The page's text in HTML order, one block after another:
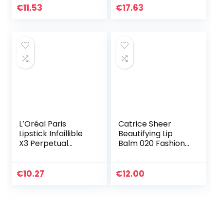
en Sprite smaak
€11.53 €17.63
L’Oréal Paris
Lipstick Infaillible
X3 Perpetual
€10.27
Catrice Sheer
Beautifying Lip
Balm 020 Fashion
€12.00